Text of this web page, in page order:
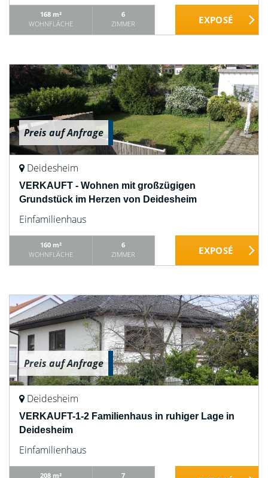
168 m²
WOHNFLÄCHE
6
ZIMMER
Preis auf Anfrage
Deidesheim
VERKAUFT - Wohnen mit großzügigen
Grundstück im Herzen von Deidesheim
Einfamilienhaus
160 m²
WOHNFLÄCHE
6
ZIMMER
Preis auf Anfrage
Deidesheim
VERKAUFT-1-2 Familienhaus in ruhiger Lage in
Deidesheim
Einfamilienhaus
208 m²
7